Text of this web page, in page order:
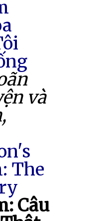
và
The
Câu